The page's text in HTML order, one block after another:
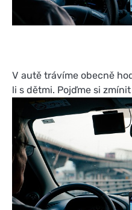
V autě trávíme obecně
li s dětmi. Pojďme si